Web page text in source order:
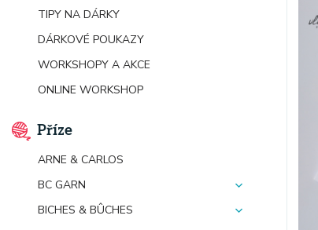
TIPY NA DÁRKY
DÁRKOVÉ POUKAZY
WORKSHOPY A AKCE
ONLINE WORKSHOP
Příze
ARNE & CARLOS
BC GARN
BICHES & BÛCHES